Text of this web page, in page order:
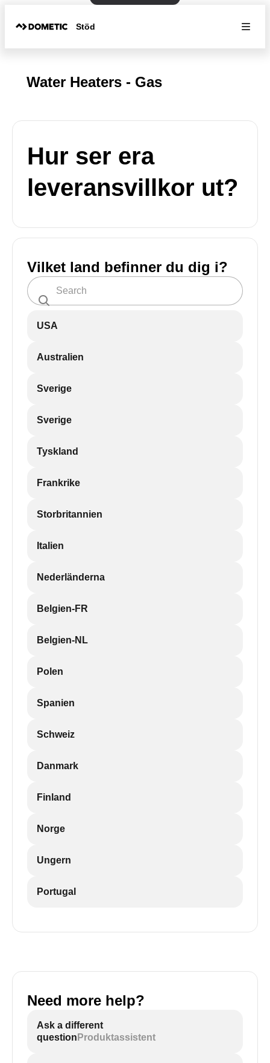
Stöd
Water Heaters - Gas
Hur ser era
leveransvillkor ut?
Vilket land befinner du dig i?
USA
Australien
Sverige
Sverige
Tyskland
Frankrike
Storbritannien
Italien
Nederländerna
Belgien-FR
Belgien-NL
Polen
Spanien
Schweiz
Danmark
Finland
Norge
Ungern
Portugal
Need more help?
Ask a different
question Produktassistent